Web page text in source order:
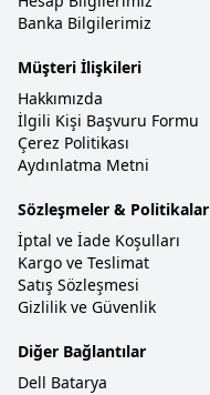
Banka Bilgilerimiz
Müşteri İlişkileri
Hakkımızda
İlgili Kişi Başvuru Formu
Çerez Politikası
Aydınlatma Metni
Sözleşmeler & Politikalar
İptal ve İade Koşulları
Kargo ve Teslimat
Satış Sözleşmesi
Gizlilik ve Güvenlik
Diğer Bağlantılar
Dell Batarya